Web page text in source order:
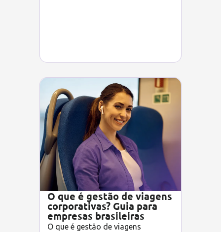
O que é gestão de viagens
corporativas? Guia para
empresas brasileiras
O que é gestão de viagens